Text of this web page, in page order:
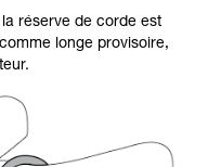
réserve de corde est
longe provisoire,